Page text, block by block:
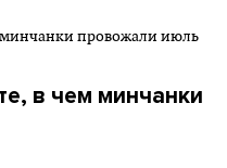
в чем минчанки